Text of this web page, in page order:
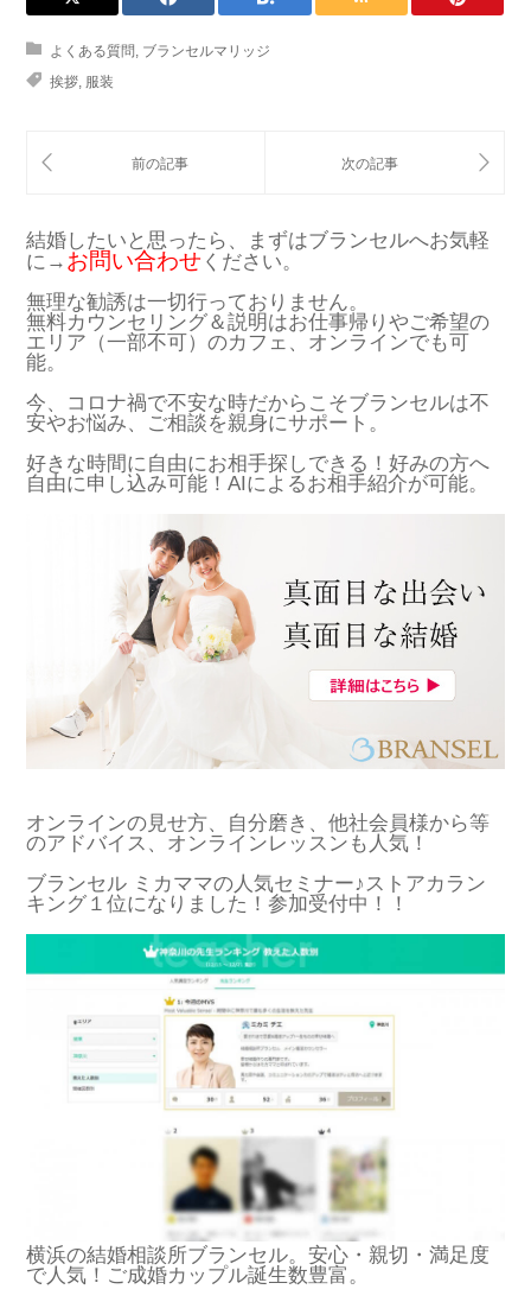
よくある質問, ブランセルマリッジ
挨拶, 服装
結婚したいと思ったら、まずはブランセルへお気軽
に→ お問い合わせ ください。
無理な勧誘は一切行っておりません。
無料カウンセリング＆説明はお仕事帰りやご希望の
エリア（一部不可）のカフェ、オンラインでも可
能。
今、コロナ禍で不安な時だからこそブランセルは不
安やお悩み、ご相談を親身にサポート。
好きな時間に自由にお相手探しできる！好みの方へ
自由に申し込み可能！AIによるお相手紹介が可能。
オンラインの見せ方、自分磨き、他社会員様から等
のアドバイス、オンラインレッスンも人気！
ブランセル ミカママの人気セミナー♪ストアカラン
キング１位になりました！参加受付中！！
横浜の結婚相談所ブランセル。安心・親切・満足度
で人気！ご成婚カップル誕生数豊富。